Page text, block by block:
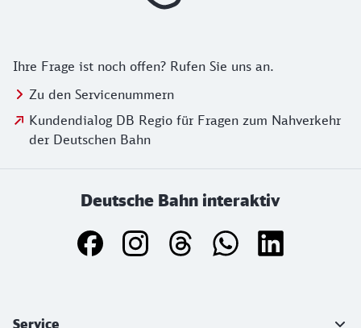
Ihre Frage ist noch offen? Rufen Sie uns an.
Zu den Servicenummern
Kundendialog DB Regio für Fragen zum Nahverkehr
der Deutschen Bahn
Deutsche Bahn interaktiv
Service